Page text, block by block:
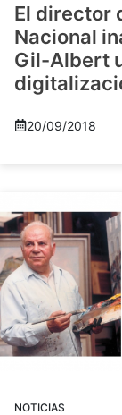
El director
Nacional
Gil-Albert
20/09/2018
NOTICIAS